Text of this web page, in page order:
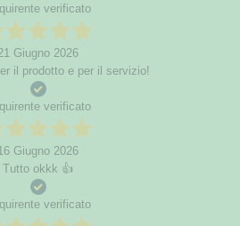
verificato
Giugno 2026
il prodotto e per il servizio!
verificato
Giugno 2026
Tutto okkk 👍
verificato